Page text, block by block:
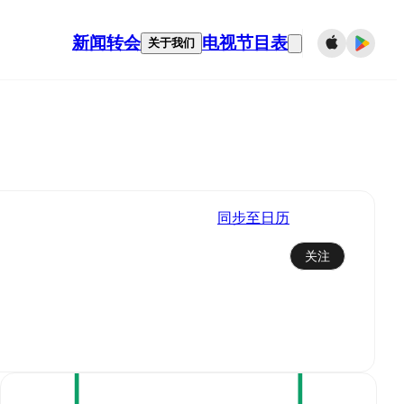
新闻转会 关于我们 电视节目表
同步至日历
关注